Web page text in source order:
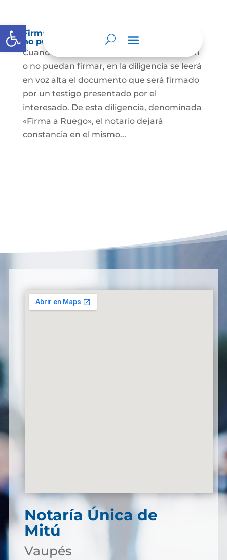
Abrir barra de herramientas
Firma a Ruego – Personas que no saben o
no puede firmar
Cuando se trate de personas que no sepan
o no puedan firmar, en la diligencia se leerá
en voz alta el documento que será firmado
por un testigo presentado por el
interesado. De esta diligencia, denominada
«Firma a Ruego», el notario dejará
constancia en el mismo...
Notaría Única de
Mitú
Vaupés